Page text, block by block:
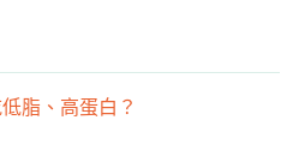
脂、高蛋白？